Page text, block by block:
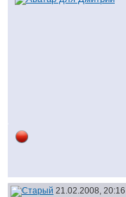
21.02.2008, 20:16